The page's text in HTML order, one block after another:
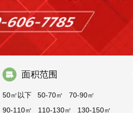
面积范围
50㎡以下 50-70㎡
70-90㎡
90-110㎡
110-130㎡
130-150㎡